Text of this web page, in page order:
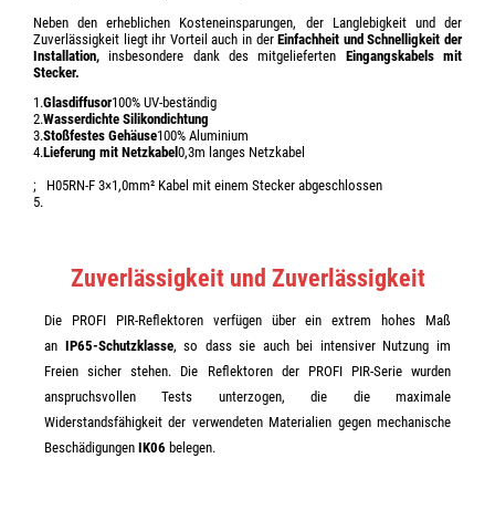
Neben den erheblichen Kosteneinsparungen, der Langlebigkeit und der
Zuverlässigkeit liegt ihr Vorteil auch in derEinfachheit und Schnelligkeit der
Installation, insbesondere dank des mitgelieferten Eingangskabels mit
Stecker.
1.Glasdiffusor100% UV-beständig
2.Wasserdichte Silikondichtung
3.Stoßfestes Gehäuse100% Aluminium
4.Lieferung mit Netzkabel 0,3m langes Netzkabel
; H05RN-F 3×1,0mm² Kabel mit einem Stecker abgeschlossen
5.
Zuverlässigkeit und Zuverlässigkeit
Die PROFI PIR-Reflektoren verfügen über ein extrem hohes Maß
an IP65-Schutzklasse, so dass sie auch bei intensiver Nutzung im
Freien sicher stehen. Die Reflektoren der PROFI PIR-Serie wurden
anspruchsvollen Tests unterzogen, die die maximale
Widerstandsfähigkeit der verwendeten Materialien gegen mechanische
Beschädigungen IK06 belegen.